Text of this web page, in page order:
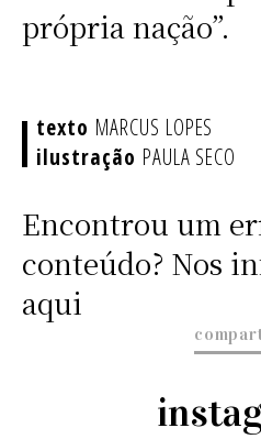
própria nação”.
MARCUS LOPES
PAULA SECO
Encontrou um
conteúdo? Nos
aqui